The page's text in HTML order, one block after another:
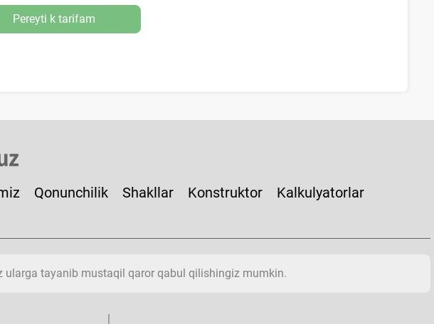
Pereyti k tarifam
Qonunchilik Shakllar Konstruktor
Kalkulyatorlar
tayanib mustaqil qaror qabul qilishingiz mumkin.